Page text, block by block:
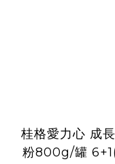
桂格愛力心 成
粉800g/罐